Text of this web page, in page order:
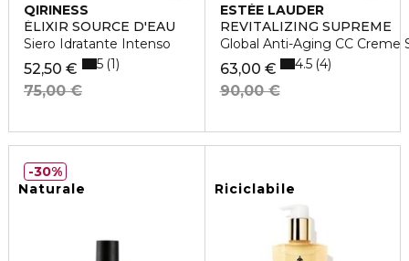
QIRINESS
ÉLIXIR SOURCE D'EAU
Siero Idratante Intenso
52,50 €
75,00 €
5 1
ESTÉE LAUDER
REVITALIZING SUPREME
Global Anti-Aging CC Creme
63,00 €
90,00 €
4.5 4
Naturale
30%
Riciclabile